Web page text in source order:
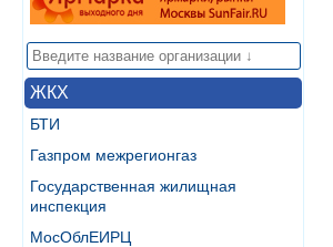
ЖКХ
БТИ
Газпром межрегионгаз
Государственная жилищная
инспекция
МосОблЕИРЦ